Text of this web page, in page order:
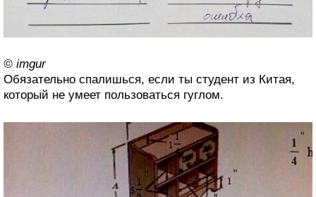
© imgur
Обязательно спалишься, если ты студент из Китая,
который не умеет пользоваться гуглом.